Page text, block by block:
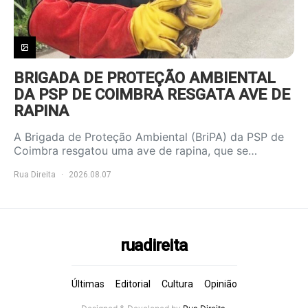
BRIGADA DE PROTEÇÃO AMBIENTAL
DA PSP DE COIMBRA RESGATA AVE DE
RAPINA
A Brigada de Proteção Ambiental (BriPA) da PSP de
Coimbra resgatou uma ave de rapina, que se…
Rua Direita 2026.08.07
ruadireita
Últimas Editorial Cultura Opinião